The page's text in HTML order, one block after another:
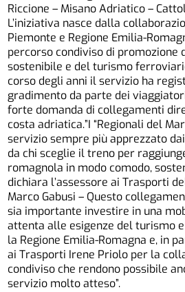
Riccione – Misano Adriatico –
L’iniziativa nasce dalla
Piemonte e Regione Emilia-
percorso condiviso di promozione
sostenibile e del turismo
corso degli anni il servizio ha
gradimento da parte dei
forte domanda di collegamenti
costa adriatica.”I “Regionali del
servizio sempre più apprezzato
da chi sceglie il treno per
romagnola in modo comodo,
dichiara l’assessore ai Trasporti
Marco Gabusi – Questo
sia importante investire in una
attenta alle esigenze del turismo
la Regione Emilia-Romagna e, in
ai Trasporti Irene Priolo per la
condiviso che rendono possibile
servizio molto atteso”.